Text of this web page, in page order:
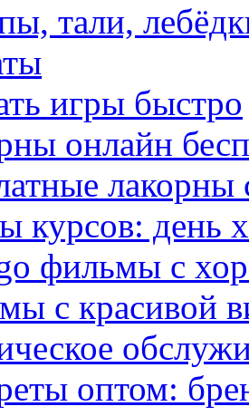
тали,
игры быстро
онлайн
лакорны
курсов: день
фильмы с
с красивой
оптом: